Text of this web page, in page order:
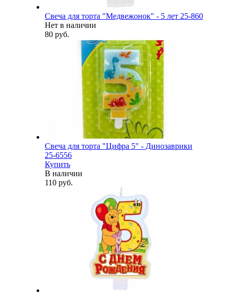
Свеча для торта "Медвежонок" - 5 лет 25-860
Нет в наличии
80 руб.
Свеча для торта "Цифра 5" - Динозаврики
25-6556
Купить
В наличии
110 руб.